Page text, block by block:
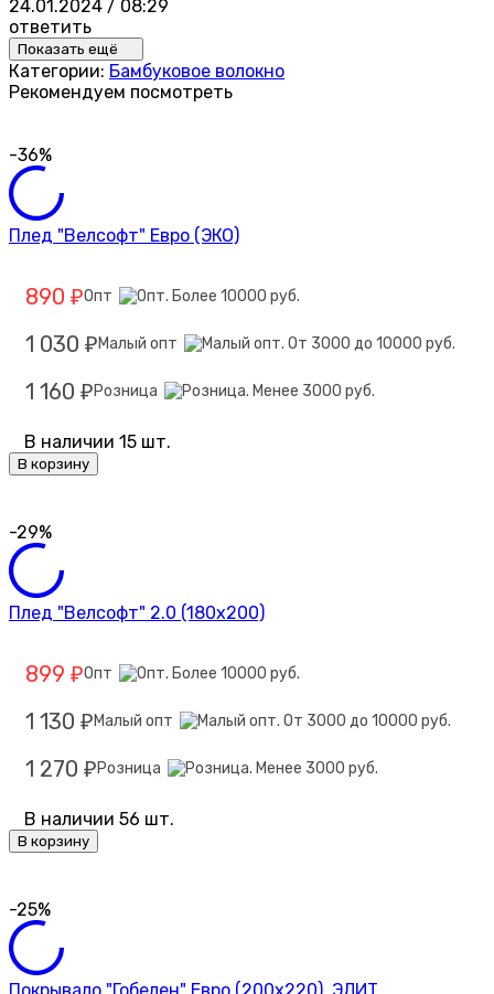
24.01.2024 / 08:29
ответить
Показать ещё
Категории: Бамбуковое волокно
Рекомендуем посмотреть
-36%
Плед "Велсофт" Евро (ЭКО)
890 ₽Опт
1 030 ₽ Малый опт
1 160 ₽ Розница
В наличии 15 шт.
В корзину
-29%
Плед "Велсофт" 2.0 (180х200)
899 ₽Опт
1 130 ₽ Малый опт
1 270 ₽ Розница
В наличии 56 шт.
В корзину
-25%